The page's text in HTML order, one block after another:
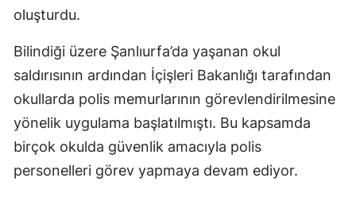
oluşturdu.
Bilindiği üzere Şanlıurfa’da yaşanan okul
saldırısının ardından İçişleri Bakanlığı tarafından
okullarda polis memurlarının görevlendirilmesine
yönelik uygulama başlatılmıştı. Bu kapsamda
birçok okulda güvenlik amacıyla polis
personelleri görev yapmaya devam ediyor.